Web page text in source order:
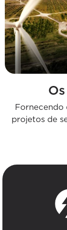
Fornecendo
projetos de